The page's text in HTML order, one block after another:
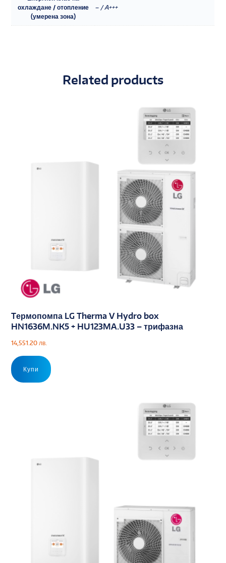
охлаждане / отопление
(умерена зона)
– / A+++
Related products
Tермопомпа LG Therma V Hydro box
HN1636M.NK5 + HU123MA.U33 – трифазна
14,551.20 лв.
Купи